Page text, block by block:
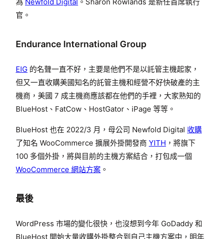
官。
Endurance International Group
EIG 的名聲一直不好，主要是他們不是以託管主機起家，
但又一直收購美國知名的託管主機和經營不好快破產的主
機商，美國 7 成主機商應該都在他們的手裡，大家熟知的
BlueHost、FatCow、HostGator、iPage 等等。
BlueHost 也在 2022/3 月，母公司 Newfold Digital 收購
了知名 WooCommerce 擴展外掛開發商 YITH ，將旗下
100 多個外掛，將與目前的主機方案結合，打包成一個
WooCommerce 網站方案 。
最後
WordPress 市場的變化很快，也沒想到今年 GoDaddy 和
BlueHost 開始大量收購外掛整合到自己主機方案中，明年